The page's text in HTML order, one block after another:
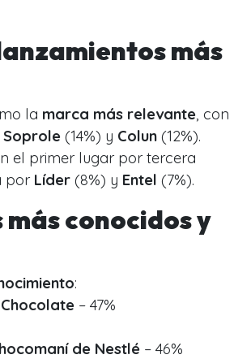
más
la marca más relevante , con
Soprole (14%) y Colun (12%).
el primer lugar por tercera
por Líder (8%) y Entel (7%).
conocidos y
:
– 47%
de Nestlé – 46%